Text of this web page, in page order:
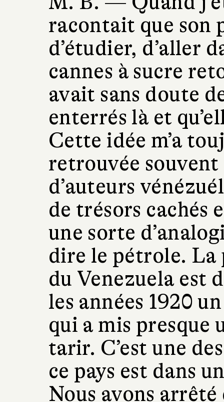
racontait que son
d’étudier, d’aller
cannes à sucre
avait sans doute
enterrés là et
Cette idée m’a
retrouvée souvent
d’auteurs
de trésors cachés
une sorte
dire le pétrole. La
du Venezuela est
les années 1920
qui a mis presque
tarir. C’est une
ce pays est dans
Nous avons